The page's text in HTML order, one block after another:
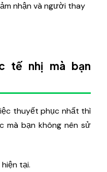
nhận và người thay
tế nhị mà bạn
thuyết phục nhất thì
mà bạn không nên sử
tại.